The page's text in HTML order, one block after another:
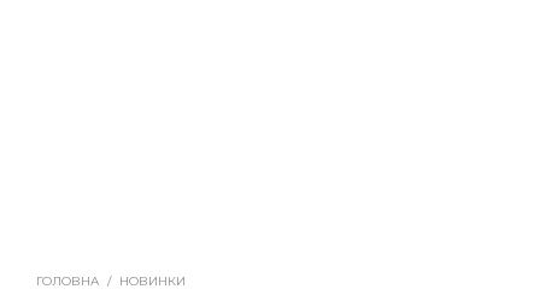
ГОЛОВНА / НОВИНКИ